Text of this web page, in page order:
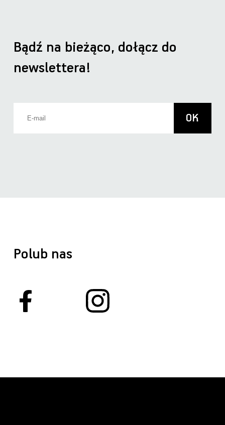
Polub nas
Bądź na bieżąco, dołącz do
newslettera!